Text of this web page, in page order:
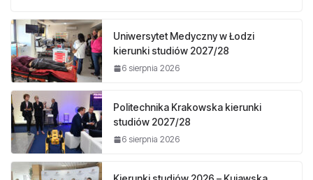
Uniwersytet Medyczny w Łodzi
kierunki studiów 2027/28
6 sierpnia 2026
Politechnika Krakowska kierunki
studiów 2027/28
6 sierpnia 2026